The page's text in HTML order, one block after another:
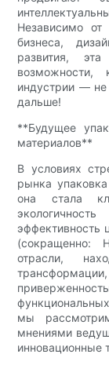
Независимо от
бизнеса,
развития,
возможности,
индустрии — не
дальше!
**Будущее
материалов**
В условиях
рынка
она стала
эффективность
(сокращенно:
отрасли,
мы
мнениями
инновационные